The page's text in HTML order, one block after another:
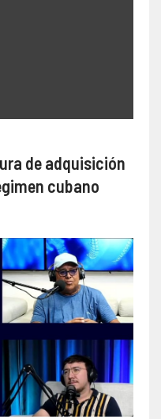
de adquisición
cubano